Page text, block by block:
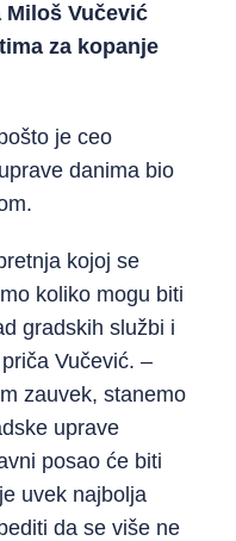
Miloš Vučević
za kopanje
je ceo
danima bio
kojoj se
koliko mogu biti
gradskih sl užbi i
Vučević. –
zauvek, stanemo
uprave
posao će biti
uvek najbolja
da se više ne